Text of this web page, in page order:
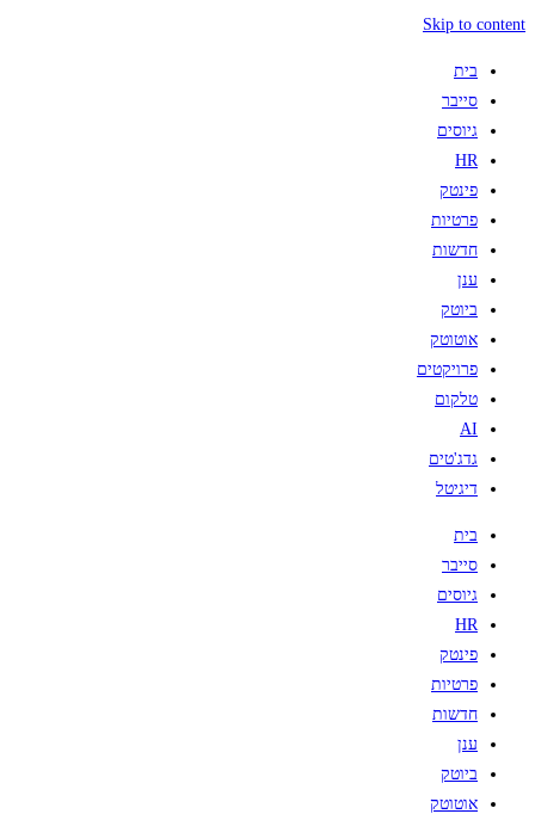
Skip to content
בית
סייבר
גיוסים
HR
פינטק
פרטיות
חדשות
ענן
ביוטק
אוטוטק
פרויקטים
טלקום
AI
גדג'טים
דיגיטל
בית
סייבר
גיוסים
HR
פינטק
פרטיות
חדשות
ענן
ביוטק
אוטוטק